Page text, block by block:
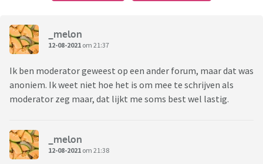
_melon
12-08-2021 om 21:37
Ik ben moderator geweest op een ander forum, maar dat was
anoniem. Ik weet niet hoe het is om mee te schrijven als
moderator zeg maar, dat lijkt me soms best wel lastig.
_melon
12-08-2021 om 21:38